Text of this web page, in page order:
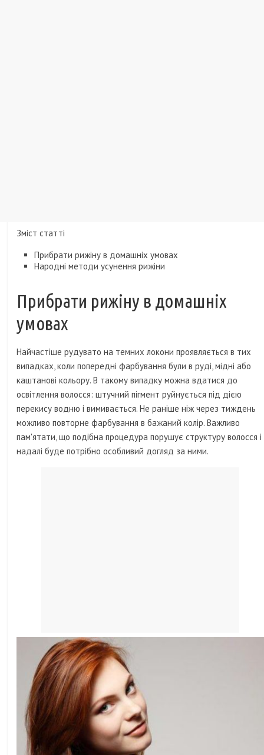
Зміст статті
Прибрати рижіну в домашніх умовах
Народні методи усунення рижіни
Прибрати рижіну в домашніх
умовах
Найчастіше рудувато на темних локони проявляється в тих
випадках, коли попередні фарбування були в руді, мідні або
каштанові кольору. В такому випадку можна вдатися до
освітлення волосся: штучний пігмент руйнується під дією
перекису водню і вимивається. Не раніше ніж через тиждень
можливо повторне фарбування в бажаний колір. Важливо
пам'ятати, що подібна процедура порушує структуру волосся і
надалі буде потрібно особливий догляд за ними.